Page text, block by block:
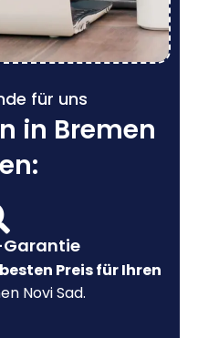
für uns
in Bremen
besten Preis für Ihren
Novi Sad.